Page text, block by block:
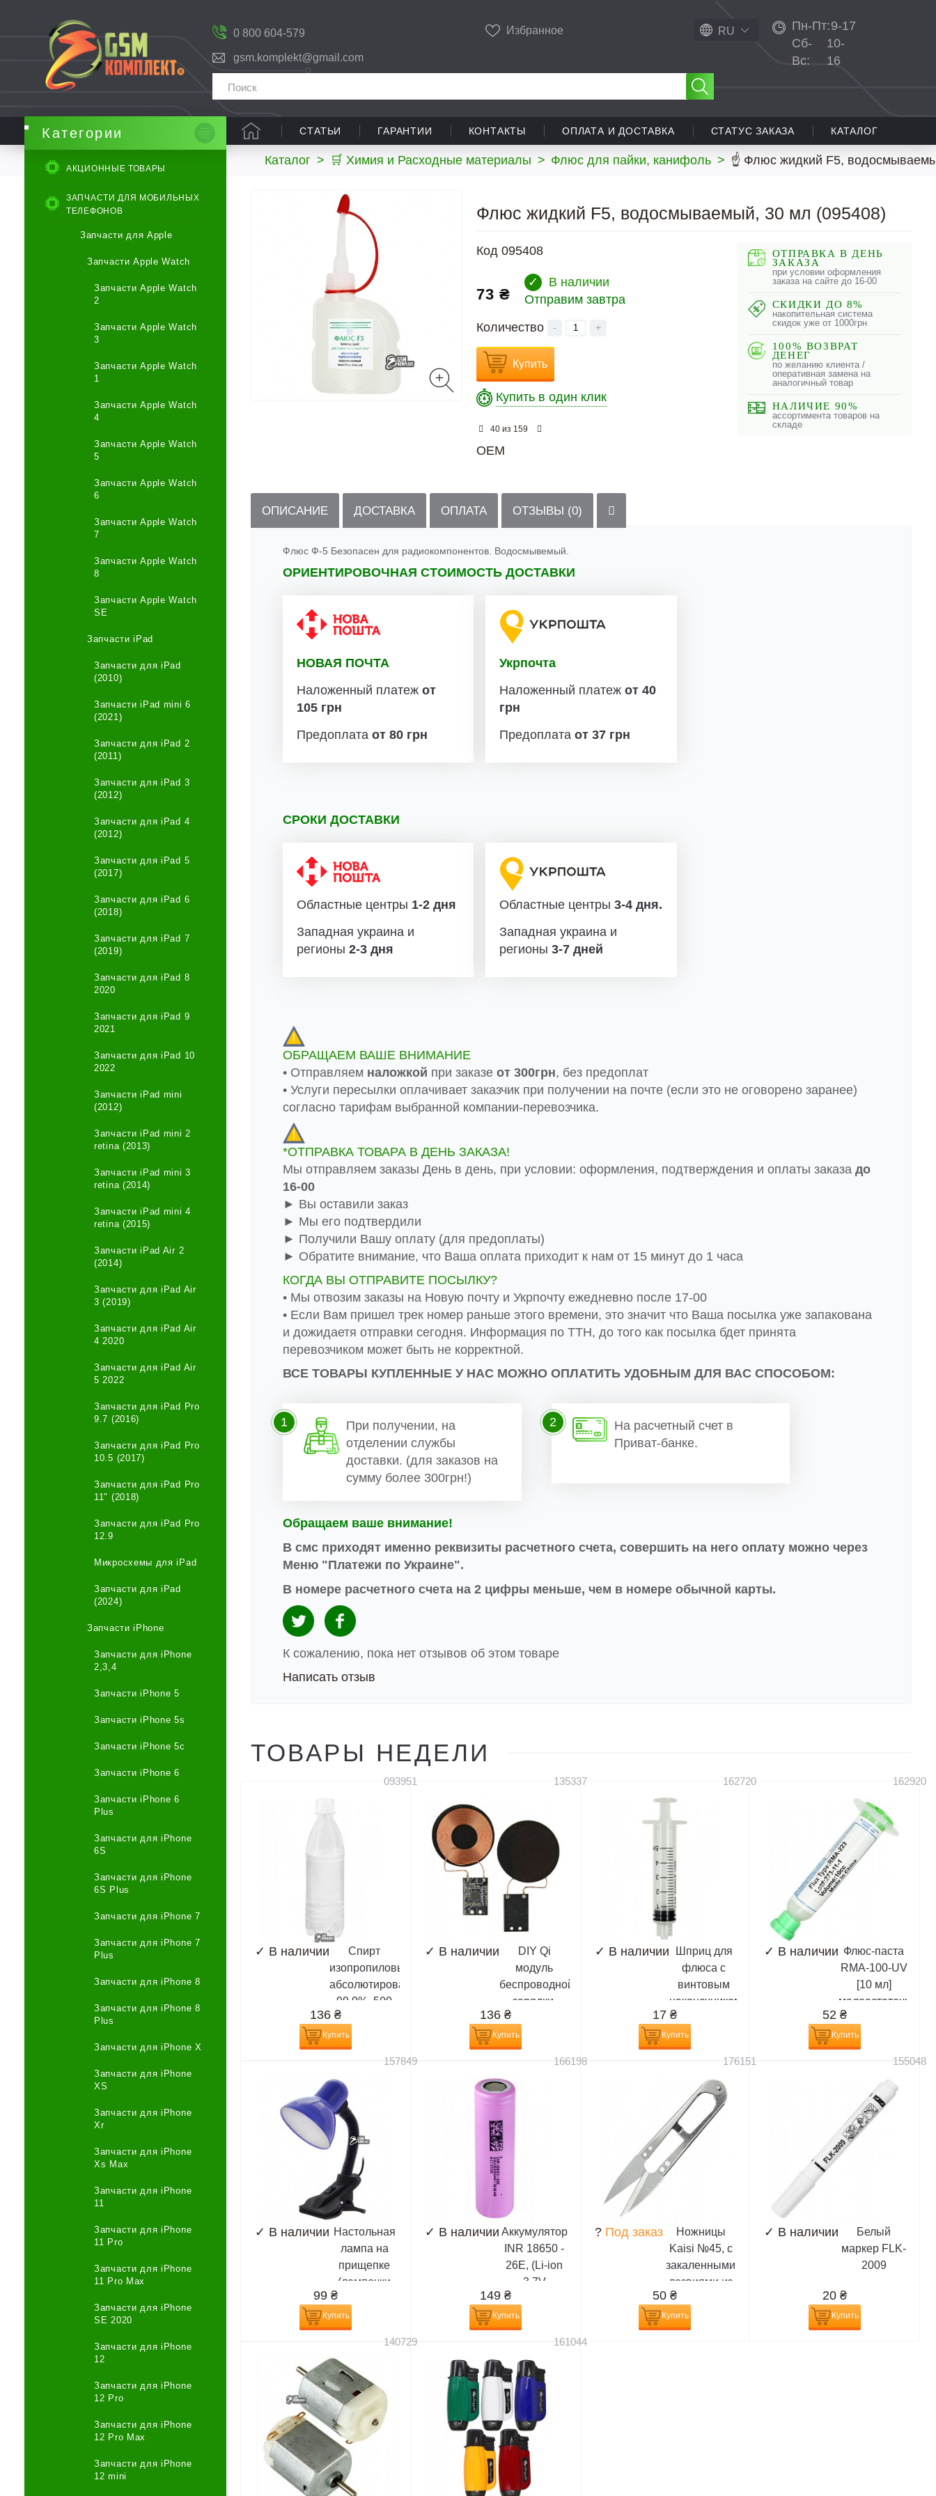
0 800 604-579
gsm.komplekt@gmail.com
Избранное RU Пн-Пт:9-17
Сб-
Вс:
10-
16
СТАТЬИ ГАРАНТИИ КОНТАКТЫ ОПЛАТА И ДОСТАВКА СТАТУС ЗАКАЗА КАТАЛОГ
Каталог > 🛒 Химия и Расходные материалы > Флюс для пайки, канифоль > ☝ Флюс жидкий F5,
Категории
АКЦИОННЫЕ ТОВАРЫ
ЗАПЧАСТИ ДЛЯ МОБИЛЬНЫХ
ТЕЛЕФОНОВ
Запчасти для Apple
Запчасти Apple Watch
Запчасти Apple Watch
2
Запчасти Apple Watch
3
Запчасти Apple Watch
1
Запчасти Apple Watch
4
Запчасти Apple Watch
5
Запчасти Apple Watch
6
Запчасти Apple Watch
7
Запчасти Apple Watch
8
Запчасти Apple Watch
SE
Запчасти iPad
Запчасти для iPad
(2010)
Запчасти iPad mini 6
(2021)
Запчасти для iPad 2
(2011)
Запчасти для iPad 3
(2012)
Запчасти для iPad 4
(2012)
Запчасти для iPad 5
(2017)
Запчасти для iPad 6
(2018)
Запчасти для iPad 7
(2019)
Запчасти для iPad 8
2020
Запчасти для iPad 9
2021
Запчасти для iPad 10
2022
Запчасти iPad mini
(2012)
Запчасти iPad mini 2
retina (2013)
Запчасти iPad mini 3
retina (2014)
Запчасти iPad mini 4
retina (2015)
Запчасти iPad Air 2
(2014)
Запчасти для iPad Air
3 (2019)
Запчасти для iPad Air
4 2020
Запчасти для iPad Air
5 2022
Запчасти для iPad Pro
9.7 (2016)
Запчасти для iPad Pro
10.5 (2017)
Запчасти для iPad Pro
11" (2018)
Запчасти для iPad Pro
12.9
Микросхемы для iPad
Запчасти для iPad
(2024)
Запчасти iPhone
Запчасти для iPhone
2,3,4
Запчасти iPhone 5
Запчасти iPhone 5s
Запчасти iPhone 5c
Запчасти iPhone 6
Запчасти iPhone 6
Plus
Запчасти для iPhone
6S
Запчасти для iPhone
6S Plus
Запчасти для iPhone 7
Запчасти для iPhone 7
Plus
Запчасти для iPhone 8
Запчасти для iPhone 8
Plus
Запчасти для iPhone X
Запчасти для iPhone
XS
Запчасти для iPhone
Xr
Запчасти для iPhone
Xs Max
Запчасти для iPhone
11
Запчасти для iPhone
11 Pro
Запчасти для iPhone
11 Pro Max
Запчасти для iPhone
SE 2020
Запчасти для iPhone
12
Запчасти для iPhone
12 Pro
Запчасти для iPhone
12 Pro Max
Запчасти для iPhone
12 mini
Флюс жидкий F5, водосмываемый, 30 мл (095408)
Код 095408
73 ₴
✓
В наличии
Отправим завтра
Количество
- +
Купить
Купить в один клик
40из 159
OEM
ОТПРАВКА В ДЕНЬ
ЗАКАЗА
при условии оформления
заказа на сайте до 16-00
СКИДКИ ДО 8%
накопительная система
скидок уже от 1000грн
100% ВОЗВРАТ
ДЕНЕГ
по желанию клиента /
оперативная замена на
аналогичный товар
НАЛИЧИЕ 90%
ассортимента товаров на
складе
ОПИСАНИЕ ДОСТАВКА ОПЛАТА ОТЗЫВЫ (0)
Флюс Ф-5 Безопасен для радиокомпонентов. Водосмывемый.
ОРИЕНТИРОВОЧНАЯ СТОИМОСТЬ ДОСТАВКИ
НОВАЯ ПОЧТА
Наложенный платеж от
105 грн
Предоплата от 80 грн
Укрпочта
Наложенный платежот 40
грн
Предоплатаот 37 грн
СРОКИ ДОСТАВКИ
Областные центры 1-2 дня
Западная украина и
регионы 2-3 дня
Областные центры 3-4 дня.
Западная украина и
регионы 3-7 дней
ОБРАЩАЕМ ВАШЕ ВНИМАНИЕ
• Отправляем наложкой при заказе от 300грн, без предоплат
• Услуги пересылки оплачивает заказчик при получении на почте (если это не оговорено заранее)
согласно тарифам выбранной компании-перевозчика.
*ОТПРАВКА ТОВАРА В ДЕНЬ ЗАКАЗА!
Мы отправляем заказы День в день, при условии: оформления, подтверждения и оплаты заказа до
16-00
► Вы оставили заказ
► Мы его подтвердили
► Получили Вашу оплату (для предоплаты)
► Обратите внимание, что Ваша оплата приходит к нам от 15 минут до 1 часа
КОГДА ВЫ ОТПРАВИТЕ ПОСЫЛКУ?
• Мы отвозим заказы на Новую почту и Укрпочту ежедневно после 17-00
• Если Вам пришел трек номер раньше этого времени, это значит что Ваша посылка уже запакована
и дожидаетя отправки сегодня. Информация по ТТН, до того как посылка бдет принята
перевозчиком может быть не корректной.
ВСЕ ТОВАРЫ КУПЛЕННЫЕ У НАС МОЖНО ОПЛАТИТЬ УДОБНЫМ ДЛЯ ВАС СПОСОБОМ:
При получении, на
отделении службы
доставки. (для заказов на
сумму более 300грн!)
1
На расчетный счет в
Приват-банке.
2
Обращаем ваше внимание!
В смс приходят именно реквизиты расчетного счета, совершить на него оплату можно через
Меню "Платежи по Украине".
В номере расчетного счета на 2 цифры меньше, чем в номере обычной карты.
К сожалению, пока нет отзывов об этом товаре
Написать отзыв
ТОВАРЫ НЕДЕЛИ
093951
✓ В наличии
Спирт
изопропиловый,
абсолютированный
99,9%, 500
(химически
чистый)
136 ₴
Купить
135337
✓ В наличии
DIY Qi
модуль
беспроводной
зарядки,
приемник
136 ₴
Купить
162720
✓ В наличии
Шприц для
флюса с
винтовым
наконечником
лок, объём 5
мл, под иглу
дозатор
17₴
Купить
162920
✓ В наличии Флюс-паста
RMA-100-UV
[10 мл]
малоостаточная,
разновидность
RMA-223
52₴
Купить
157849
✓ В наличии Настольная
лампа на
прищепке
(лампочки
99 ₴
Купить
166198
✓ В наличии Аккумулятор
INR 18650 -
26E, (Li-ion
3.7V
2600mAh),
сиреневый
149 ₴
Купить
176151
? Под заказ
Ножницы
Kaisi №45, с
закаленными
лезвиями из
высокоуглеродистой
стали (12,5
см,длина
50₴
Купить
155048
✓ В наличии
Белый
маркер FLK-
2009
20₴
Купить
140729 161044